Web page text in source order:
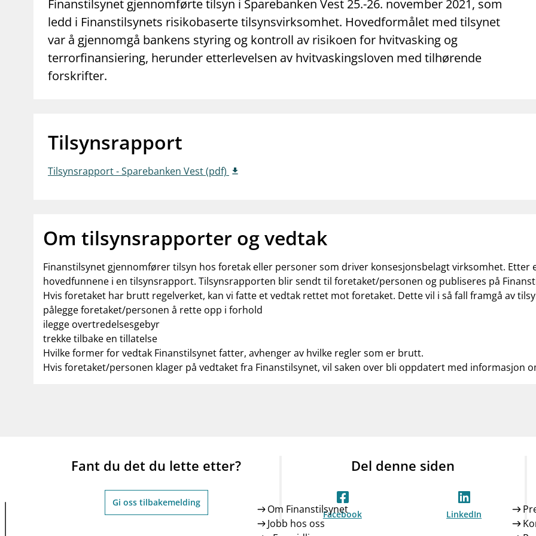
Forbrukerinformasjon Om Finanstilsynet Kontakt oss Jobb hos oss
Finanstilsynet gjennomførte tilsyn i Sparebanken Vest 25.-26. november 2021, som
ledd i Finanstilsynets risikobaserte tilsynsvirksomhet. Hovedformålet med tilsynet
var å gjennomgå bankens styring og kontroll av risikoen for hvitvasking og
terrorfinansiering, herunder etterlevelsen av hvitvaskingsloven med tilhørende
forskrifter.
Tilsynsrapport
Tilsynsrapport - Sparebanken Vest (pdf)
Om tilsynsrapporter og vedtak
Finanstilsynet gjennomfører tilsyn hos foretak eller personer som driver konsesjonsbelagt virksomhet.
hovedfunnene i en tilsynsrapport. Tilsynsrapporten blir sendt til foretaket/personen og publiseres på
Hvis foretaket har brutt regelverket, kan vi fatte et vedtak rettet mot foretaket. Dette vil i så fall framgå av
pålegge foretaket/personen å rette opp i forhold
ilegge overtredelsesgebyr
trekke tilbake en tillatelse
Hvilke former for vedtak Finanstilsynet fatter, avhenger av hvilke regler som er brutt.
Hvis foretaket/personen klager på vedtaket fra Finanstilsynet, vil saken over bli oppdatert med informasjon
Fant du det du lette etter?
Gi oss tilbakemelding
Del denne siden
Facebook LinkedIn
Om Finanstilsynet
Jobb hos oss